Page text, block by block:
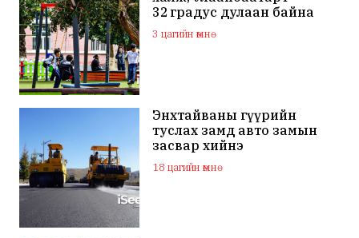
32 градус дулаан байна
3 цагийн өмнө
Энхтайваны гүүрийн
туслах замд авто замын
засвар хийнэ
18 цагийн өмнө